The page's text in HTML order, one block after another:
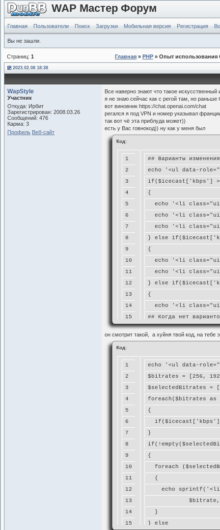
WAP Мастер Форум
Главная Пользователи Поиск Загрузки Мобильная версия Регистрация
Вы не зашли.
Страниц: 1 Главная » PHP » Опыт использования
2023.02.08 18:38
WapStyle
Участник
Откуда: Ирбит
Зарегистрирован: 2008.03.26
Сообщений: 476
Карма: 3
Профиль Веб-сайт
Все наверно знают что такое искусственный
я не знаю сейчас как с регой там, но раньше
вот виновник https://chat.openai.com/chat
регался я под VPN и номер указывал
так вот чё эта приблуда может))
есть у Вас говнокод)) ну как у меня был
Код:
1
2
3
4
5
6
7
8
9
10
11
12
13
14
15
16
18
19
## Варианты
echo '<ul data-
if($icecast['kbps']
{
echo '<li
echo '<li
echo '<li
} else
{
echo '<li
echo '<li
} else
{
echo '<li
## Когда нет
} else
{
}
он смотрит такой, а хуйня твой код, на тебе
Код:
1
2
3
4
5
6
7
8
9
10
11
12
13
14
15
echo '<ul data-
$bitrates = [256,
$selectedBitrates =
foreach($bitrates
{
}
{
foreach
  {
echo
  }
} else